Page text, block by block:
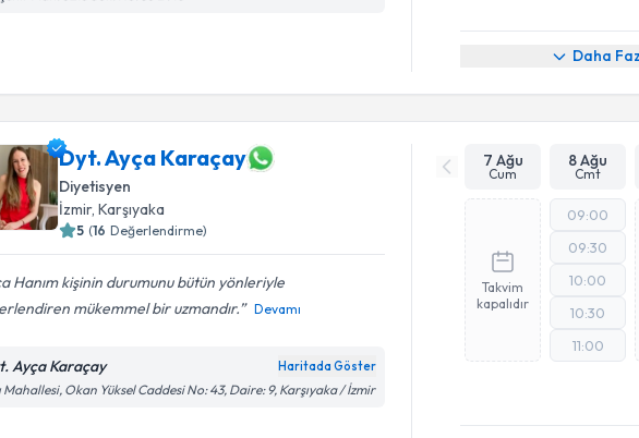
Daha
Dyt. Ayça Karaçay
Diyetisyen
İzmir, Karşıyaka
5 (16 Değerlendirme)
Hanım kişinin durumunu bütün yönleriyle
mükemmel bir uzmandır.
Devamı
Ayça Karaçay Haritada Göster
Mahallesi, Okan Yüksel Caddesi No: 43, Daire: 9, Karşıyaka / İzmir
7 Ağu
Cum
8 Ağu
Cmt
Takvim
kapalıdır
09:00
09:30
10:00
10:30
11:00